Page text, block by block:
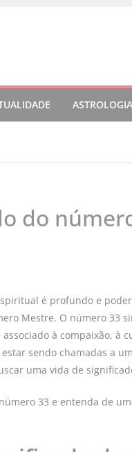
ASTROLOGIA
do
é profundo e
Mestre. O número 33
à compaixão, à
sendo chamadas a
uma vida de
33 e entenda de